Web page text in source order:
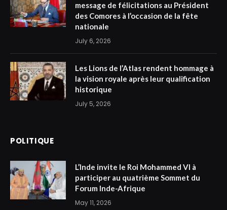
message de félicitations au Président
des Comores à l’occasion de la fête
nationale
July 6, 2026
Les Lions de l’Atlas rendent hommage à
la vision royale après leur qualification
historique
July 5, 2026
POLITIQUE
L’Inde invite le Roi Mohammed VI à
participer au quatrième Sommet du
Forum Inde-Afrique
May 11, 2026